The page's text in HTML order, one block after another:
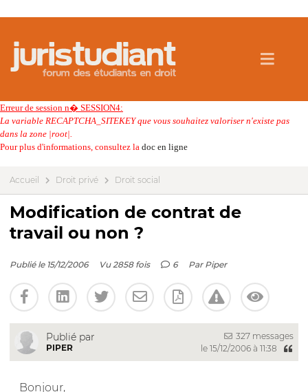
Erreur de session n� SESSION4:
La variable RECAPTCHA_SITEKEY que vous souhaitez valoriser n'existe pas
dans la zone |root|.
Pour plus d'informations, consultez la doc en ligne
Accueil Droit privé Droit social
Modification de contrat de
travail ou non ?
Publié le 15/12/2006 Vu 2858 fois 6 Par Piper
Publié par
PIPER
327 messages
le 15/12/2006 à 11:38
Bonjour,